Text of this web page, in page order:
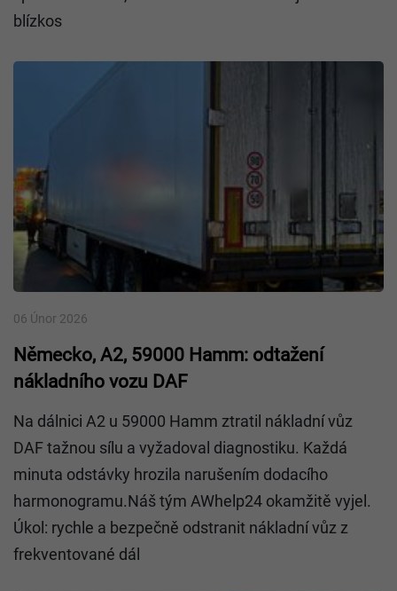
blízkos
06 Únor 2026
Německo, A2, 59000 Hamm: odtažení
nákladního vozu DAF
Na dálnici A2 u 59000 Hamm ztratil nákladní vůz
DAF tažnou sílu a vyžadoval diagnostiku. Každá
minuta odstávky hrozila narušením dodacího
harmonogramu.Náš tým AWhelp24 okamžitě vyjel.
Úkol: rychle a bezpečně odstranit nákladní vůz z
frekventované dál